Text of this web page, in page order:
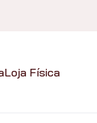
Loja Física